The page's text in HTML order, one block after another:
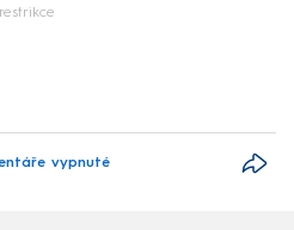
restrikce
vypnuté